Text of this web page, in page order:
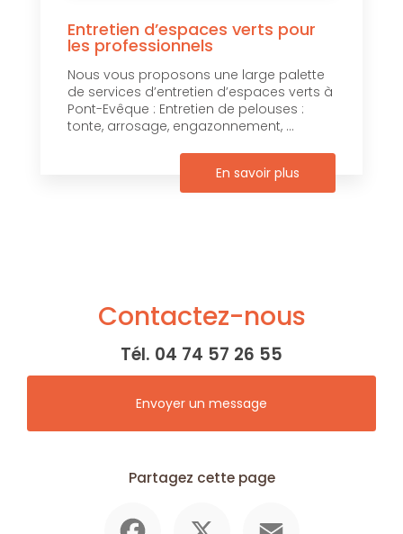
Entretien d’espaces verts pour
les professionnels
Nous vous proposons une large palette
de services d’entretien d’espaces verts à
Pont-Evêque : Entretien de pelouses :
tonte, arrosage, engazonnement, ...
En savoir plus
Contactez-nous
Tél. 04 74 57 26 55
Envoyer un message
Partagez cette page